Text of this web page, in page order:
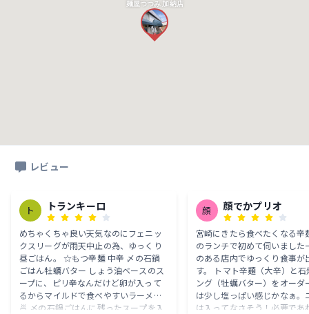
麺屋つつみ 加納店
レビュー
ト トランキーロ
めちゃくちゃ良い天気なのにフェニッ
クスリーグが雨天中止の為、ゆっくり
昼ごはん。 ☆もつ辛麺 中辛 〆の石鍋
ごはん牡蠣バター しょう油ベースのス
ープに、ピリ辛なんだけど卵が入って
るからマイルドで食べやすいラーメン
🍜 〆の石鍋ごはんに残ったスープを入
顔 顔でかプリオ
宮崎にきたら食べたくなる辛
のランチで初めて伺いました
のある店内でゆっくり食事が
す。 トマト辛麺（大辛）と
ング（牡蠣バター）をオーダ
は少し塩っぱい感じかなぁ。
は入ってなさそう！必要であ